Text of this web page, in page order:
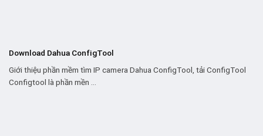
Download Dahua ConfigTool
Giới thiệu phần mềm tìm IP camera Dahua ConfigTool, tải ConfigTool
Configtool là phần mền ...